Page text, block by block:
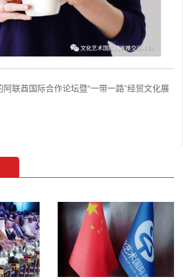
阿联酋国际合作论坛暨“一带一路”经贸文化展